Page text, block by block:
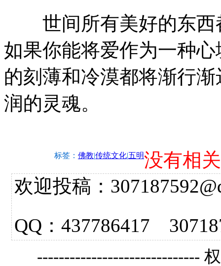
世间所有美好的东西
如果你能将爱作为一种
的刻薄和冷漠都将渐行
润的灵魂。
标签： 佛教|传统文化|五明没有相
欢迎投稿：
QQ：437786417
------------------------------